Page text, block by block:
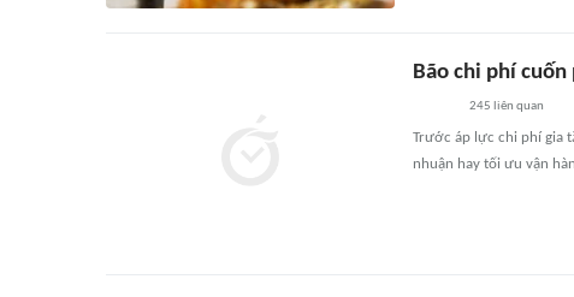
Bão chi phí
245 liên quan
Trước áp lực chi phí gia
nhuận hay tối ưu vận